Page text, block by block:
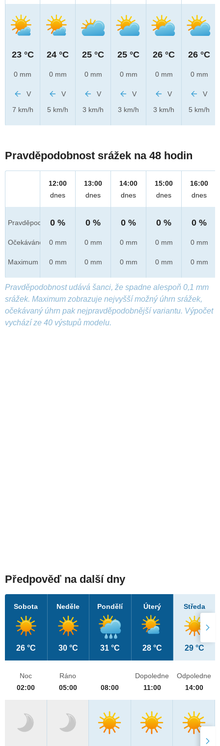
23 °C
0 mm
V
7 km/h
24 °C
0 mm
V
5 km/h
25 °C
0 mm
V
3 km/h
25 °C
0 mm
V
3 km/h
26 °C
0 mm
V
3 km/h
26 °C
0 mm
V
5 km/h
Pravděpodobnost srážek na 48 hodin
Pravděpod.
Očekáváno
Maximum
12:00
dnes
0 %
0 mm
0 mm
13:00
dnes
0 %
0 mm
0 mm
14:00
dnes
0 %
0 mm
0 mm
15:00
dnes
0 %
0 mm
0 mm
16:00
dnes
0 %
0 mm
0 mm
Pravděpodobnost udává šanci, že spadne alespoň 0,1 mm
srážek. Maximum zobrazuje nejvyšší možný úhrn srážek,
očekávaný úhrn pak nejpravděpodobnější variantu. Výpočet
vychází ze 40 výstupů modelu.
Předpověď na další dny
Sobota
26 °C
Neděle
30 °C
Pondělí
31 °C
Úterý
28 °C
Středa
29 °C
Noc
02:00
Ráno
05:00
08:00
Dopoledne
11:00
Odpoledne
14:00